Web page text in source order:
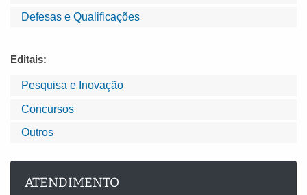
Defesas e Qualificações
Editais:
Pesquisa e Inovação
Concursos
Outros
ATENDIMENTO